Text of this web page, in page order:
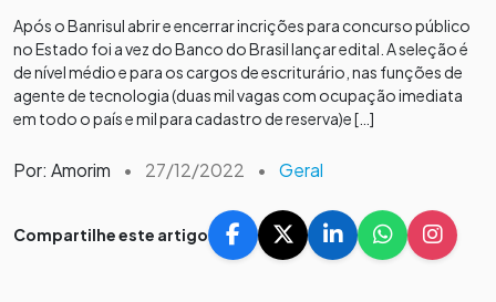
Após o Banrisul abrir e encerrar incrições para concurso público
no Estado foi a vez do Banco do Brasil lançar edital. A seleção é
de nível médio e para os cargos de escriturário, nas funções de
agente de tecnologia (duas mil vagas com ocupação imediata
em todo o país e mil para cadastro de reserva)e […]
Por: Amorim • 27/12/2022 • Geral
Compartilhe este artigo